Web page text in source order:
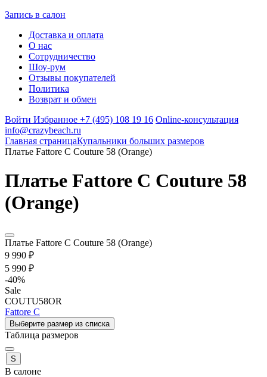
Запись в салон
Доставка и оплата
О нас
Сотрудничество
Шоу-рум
Отзывы покупателей
Политика
Возврат и обмен
Войти Избранное +7 (495) 108 19 16 Online-консультация
info@crazybeach.ru
Главная страницаКупальники больших размеров
Платье Fattore C Couture 58 (Orange)
Платье Fattore C Couture 58
(Orange)
Платье Fattore C Couture 58 (Orange)
9 990 ₽
5 990 ₽
-40%
Sale
COUTU58OR
Fattore C
Выберите размер из списка
Таблица размеров
S
В салоне